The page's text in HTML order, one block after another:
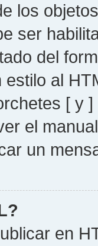
los
ser
del
estilo al
[ y
el
un
en